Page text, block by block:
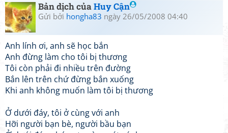
Bản dịch củaHuy Cận
Gửi bởi hongha83 ngày 26/05/2008 04:40
Anh lính ơi, anh sẽ học bắn
Anh đừng làm cho tôi bị thương
Tôi còn phải đi nhiều trên đường
Bắn lên trên chứ đừng bắn xuống
Khi anh không muốn làm tôi bị thương
Ở dưới đáy, tôi ở cùng với anh
Hỡi người bạn bè, người bầu bạn